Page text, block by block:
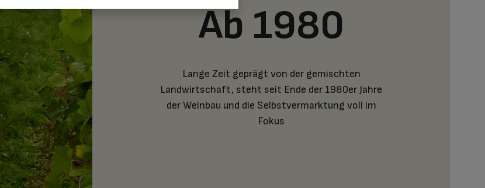
Ab 1980
Lange Zeit geprägt von der gemischten
Landwirtschaft, steht seit Ende der 1980er Jahre
der Weinbau und die Selbstvermarktung voll im
Fokus